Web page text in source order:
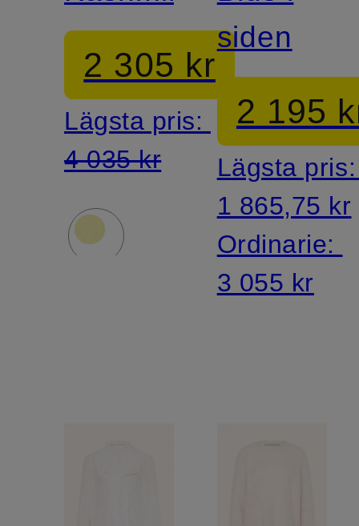
2 305 kr
Lägsta pris:
4 035 kr
siden
2 195
Lägsta
1 865,75 kr
Ordinarie:
3 055 kr